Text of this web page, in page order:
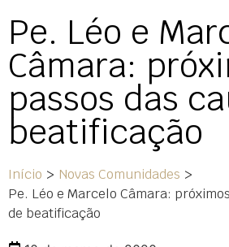
Pe. Léo e
Câmara:
passos das
beatificação
Início > Novas Comunidades >
Pe. Léo e Marcelo Câmara:
de beatificação